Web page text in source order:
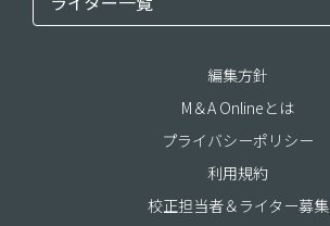
編集方針
M＆A Onlineとは
プライバシーポリシー
利用規約
校正担当者＆ライター募集